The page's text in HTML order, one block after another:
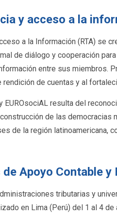
y acceso a la
a la Información (RTA) se
de diálogo y cooperación
entre sus miembros.
de cuentas y al
EUROsociAL resulta del
de las
de la región latinoamericana,
Apoyo Contable y
tributarias y
en Lima (Perú) del 1 al 4